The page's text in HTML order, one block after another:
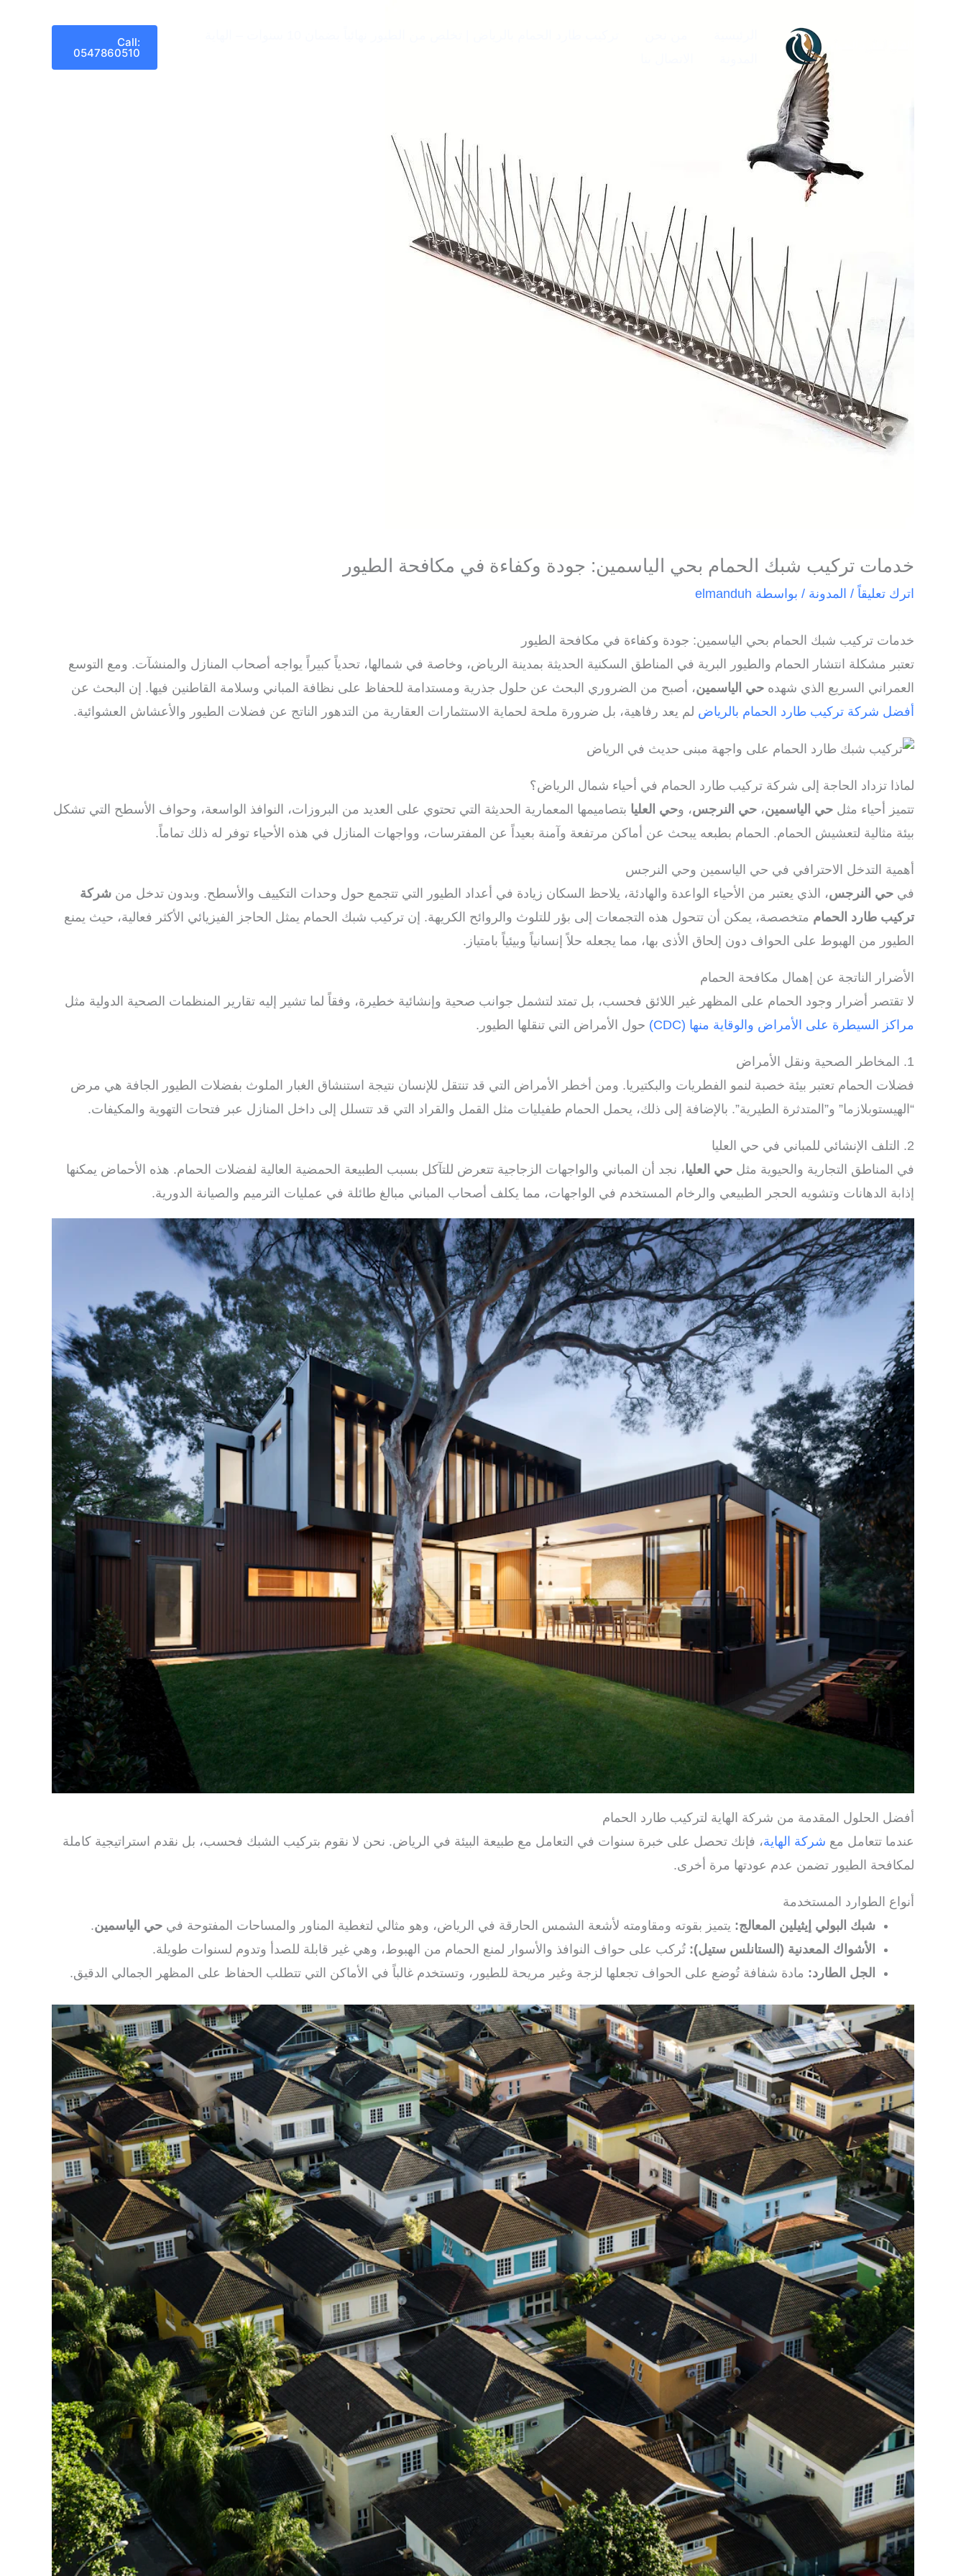
Call:
0547860510
خدمات تركيب شبك الحمام بحي الياسمين: جودة وكفاءة في مكافحة الطيور
اترك تعليقاً / المدونة / بواسطة elmanduh
خدمات تركيب شبك الحمام بحي الياسمين: جودة وكفاءة في مكافحة الطيور
تعتبر مشكلة انتشار الحمام والطيور البرية في المناطق السكنية الحديثة بمدينة الرياض، وخاصة في شمالها، تحدياً كبيراً يواجه أصحاب المنازل والمنشآت. ومع التوسع
العمراني السريع الذي شهده حي الياسمين، أصبح من الضروري البحث عن حلول جذرية ومستدامة للحفاظ على نظافة المباني وسلامة القاطنين فيها. إن البحث عن
أفضل شركة تركيب طارد الحمام بالرياض لم يعد رفاهية، بل ضرورة ملحة لحماية الاستثمارات العقارية من التدهور الناتج عن فضلات الطيور والأعشاش العشوائية.
لماذا تزداد الحاجة إلى شركة تركيب طارد الحمام في أحياء شمال الرياض؟
تتميز أحياء مثل حي الياسمين، حي النرجس، وحي العليا بتصاميمها المعمارية الحديثة التي تحتوي على العديد من البروزات، النوافذ الواسعة، وحواف الأسطح التي تشكل
بيئة مثالية لتعشيش الحمام. الحمام بطبعه يبحث عن أماكن مرتفعة وآمنة بعيداً عن المفترسات، وواجهات المنازل في هذه الأحياء توفر له ذلك تماماً.
أهمية التدخل الاحترافي في حي الياسمين وحي النرجس
في حي النرجس، الذي يعتبر من الأحياء الواعدة والهادئة، يلاحظ السكان زيادة في أعداد الطيور التي تتجمع حول وحدات التكييف والأسطح. وبدون تدخل من شركة
تركيب طارد الحمام متخصصة، يمكن أن تتحول هذه التجمعات إلى بؤر للتلوث والروائح الكريهة. إن تركيب شبك الحمام يمثل الحاجز الفيزيائي الأكثر فعالية، حيث يمنع
الطيور من الهبوط على الحواف دون إلحاق الأذى بها، مما يجعله حلاً إنسانياً وبيئياً بامتياز.
الأضرار الناتجة عن إهمال مكافحة الحمام
لا تقتصر أضرار وجود الحمام على المظهر غير اللائق فحسب، بل تمتد لتشمل جوانب صحية وإنشائية خطيرة، وفقاً لما تشير إليه تقارير المنظمات الصحية الدولية مثل
مراكز السيطرة على الأمراض والوقاية منها (CDC)
حول الأمراض التي تنقلها الطيور.
1. المخاطر الصحية ونقل الأمراض
فضلات الحمام تعتبر بيئة خصبة لنمو الفطريات والبكتيريا. ومن أخطر الأمراض التي قد تنتقل للإنسان نتيجة استنشاق الغبار الملوث بفضلات الطيور الجافة هي مرض
“الهيستوبلازما” و”المتدثرة الطيرية”. بالإضافة إلى ذلك، يحمل الحمام طفيليات مثل القمل والقراد التي قد تتسلل إلى داخل المنازل عبر فتحات التهوية والمكيفات.
2. التلف الإنشائي للمباني في حي العليا
في المناطق التجارية والحيوية مثل حي العليا، نجد أن المباني والواجهات الزجاجية تتعرض للتآكل بسبب الطبيعة الحمضية العالية لفضلات الحمام. هذه الأحماض يمكنها
إذابة الدهانات وتشويه الحجر الطبيعي والرخام المستخدم في الواجهات، مما يكلف أصحاب المباني مبالغ طائلة في عمليات الترميم والصيانة الدورية.
أفضل الحلول المقدمة من شركة الهاية لتركيب طارد الحمام
عندما تتعامل مع شركة الهاية، فإنك تحصل على خبرة سنوات في التعامل مع طبيعة البيئة في الرياض. نحن لا نقوم بتركيب الشبك فحسب، بل نقدم استراتيجية كاملة
لمكافحة الطيور تضمن عدم عودتها مرة أخرى.
أنواع الطوارد المستخدمة
شبك البولي إيثيلين المعالج: يتميز بقوته ومقاومته لأشعة الشمس الحارقة في الرياض، وهو مثالي لتغطية المناور والمساحات المفتوحة في حي الياسمين.
الأشواك المعدنية (الستانلس ستيل): تُركب على حواف النوافذ والأسوار لمنع الحمام من الهبوط، وهي غير قابلة للصدأ وتدوم لسنوات طويلة.
الجل الطارد: مادة شفافة تُوضع على الحواف تجعلها لزجة وغير مريحة للطيور، وتستخدم غالباً في الأماكن التي تتطلب الحفاظ على المظهر الجمالي الدقيق.